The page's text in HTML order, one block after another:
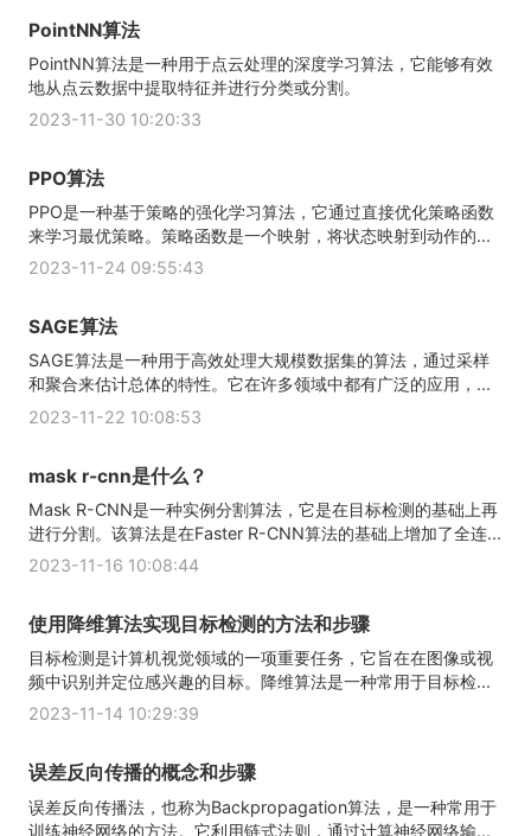
PointNN算法
PointNN算法是一种用于点云处理的深度学习算法，它能够有效
地从点云数据中提取特征并进行分类或分割。
2023-11-30 10:20:33
PPO算法
PPO是一种基于策略的强化学习算法，它通过直接优化策略函数
来学习最优策略。策略函数是一个映射，将状态映射到动作的...
2023-11-24 09:55:43
SAGE算法
SAGE算法是一种用于高效处理大规模数据集的算法，通过采样
和聚合来估计总体的特性。它在许多领域中都有广泛的应用，...
2023-11-22 10:08:53
mask r-cnn是什么？
Mask R-CNN是一种实例分割算法，它是在目标检测的基础上再
进行分割。该算法是在Faster R-CNN算法的基础上增加了全连...
2023-11-16 10:08:44
使用降维算法实现目标检测的方法和步骤
目标检测是计算机视觉领域的一项重要任务，它旨在在图像或视
频中识别并定位感兴趣的目标。降维算法是一种常用于目标检...
2023-11-14 10:29:39
误差反向传播的概念和步骤
误差反向传播法，也称为Backpropagation算法，是一种常用于
训练神经网络的方法。它利用链式法则，通过计算神经网络输...